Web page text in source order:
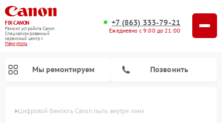
FIX-CANON
Ремонт устройств Canon
Специализированный
cервисный центр г.
Мариуполь
+7 (863) 333-79-21
Ежедневно с 9:00 до 21:00
Мы ремонтируем Позвонить
Цифровой бинокль Canon пыль внутри линз